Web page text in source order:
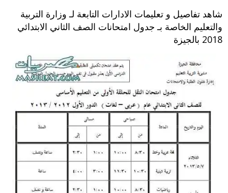
شاهد تفاصيل و تعليمات الادارات التابعة لـ وزارة التربية
والتعليم الخاصة بـ جدول امتحانات الصف الثاني الابتدائي
2018 بالجيزة